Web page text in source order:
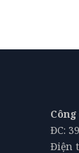
ĐC:
Điện